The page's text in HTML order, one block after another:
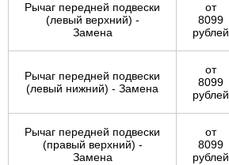
Рычаг передней подвески
(левый верхний) -
Замена
от
8099
рублей
Рычаг передней подвески
(левый нижний) - Замена
от
8099
рублей
Рычаг передней подвески
(правый верхний) -
Замена
от
8099
рублей